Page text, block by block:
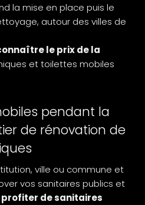
la mise en place puis le
autour des villes de
le prix de la
et toilettes mobiles
pendant la
de rénovation de
ville ou commune et
vos sanitaires publics et
de sanitaires